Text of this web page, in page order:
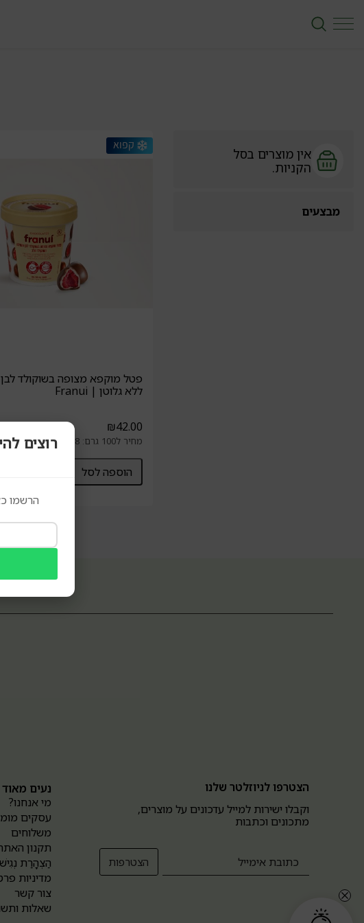
אין מוצרים בסל
הקניות.
מבצעים
פטל מוקפא מצופה בשוקולד לבן
ללא גלוטן | Franui
₪42.00
מחיר ל100 גרם: 28 ₪
הוספה לסל
הצטרפו לניוזלטר שלנו
וקבלו ישירות למייל עדכונים על מוצרים,
מתכונים וכתבות
נעים מאוד
מי אנחנו?
עסקים
משלוחים
תקנון
הַצְהָרַת
מדיניות
צור קשר
שאלות
רוצים
הרשמו